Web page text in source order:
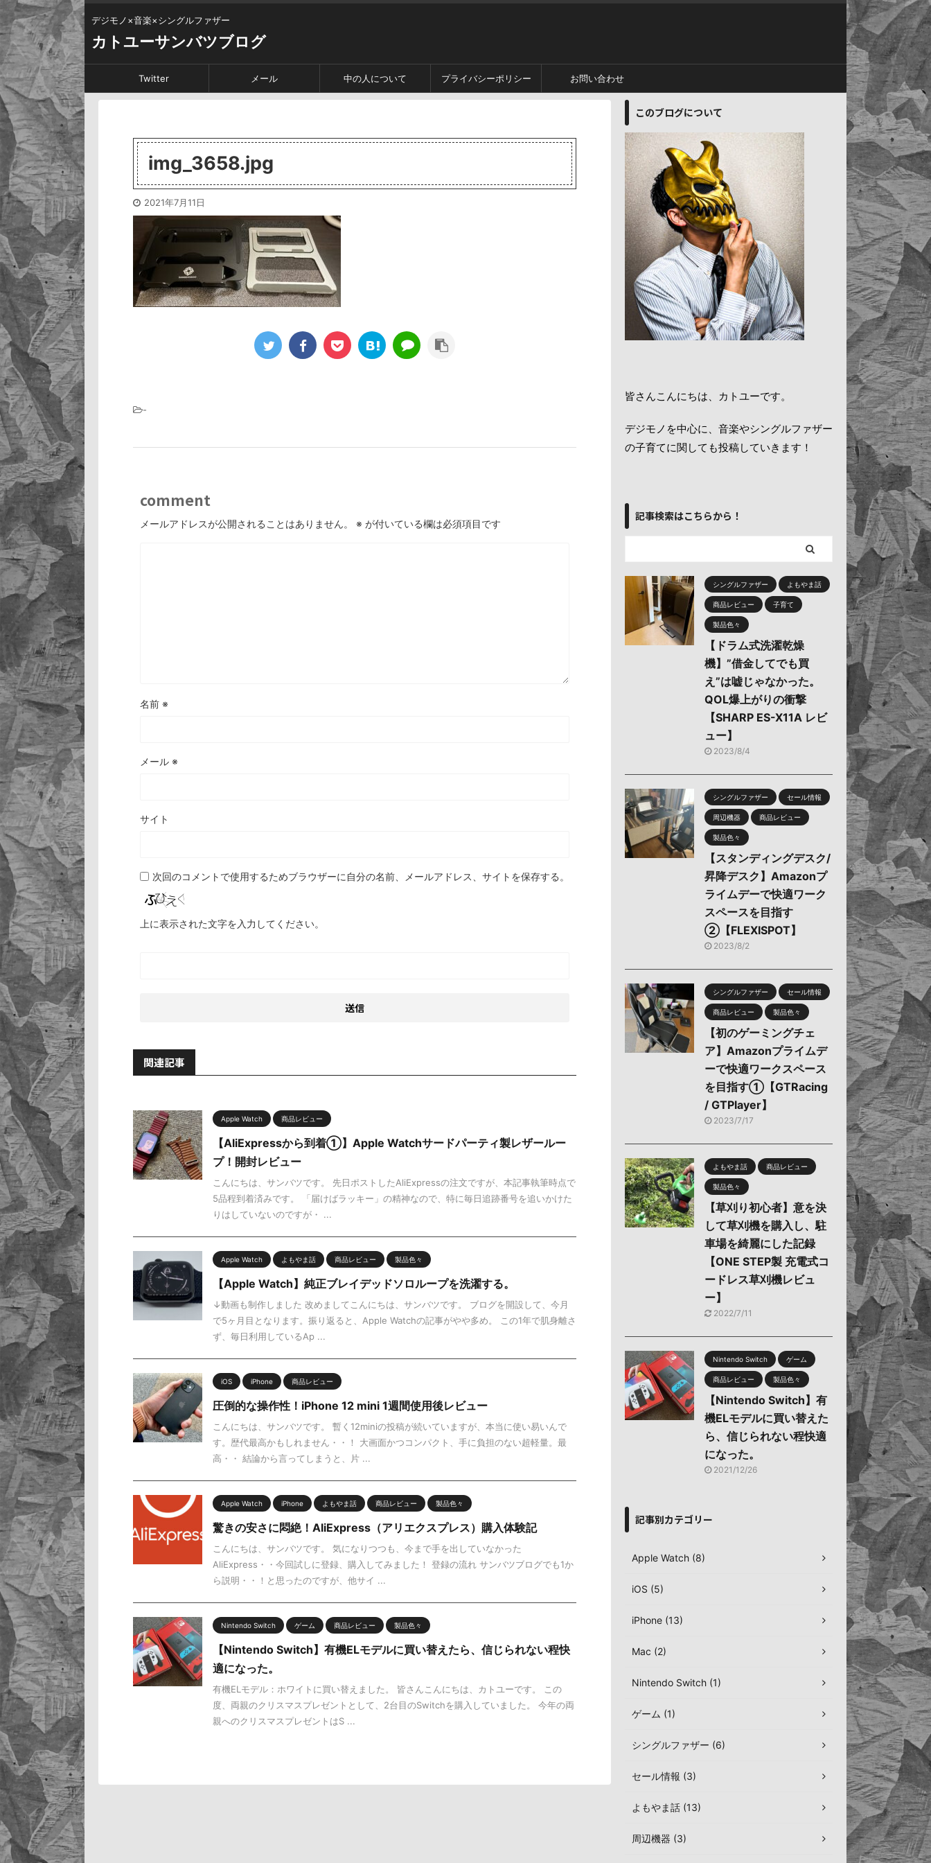
デジモノ×音楽×シングルファザー
カトユーサンバツブログ
Twitter メール 中の人について プライバシーポリシー お問い合わせ
img_3658.jpg
2021年7月11日
-
comment
メールアドレスが公開されることはありません。 ※ が付いている欄は必須項目です
名前 ※
メール ※
サイト
次回のコメントで使用するためブラウザーに自分の名前、メールアドレス、サイトを保存する。
上に表示された文字を入力してください。
関連記事
Apple Watch 商品レビュー
【AliExpressから到着①】Apple Watchサードパーティ製レザールー
プ！開封レビュー
こんにちは、サンバツです。 先日ポストしたAliExpressの注文ですが、本記事執筆時点で
5品程到着済みです。 「届けばラッキー」の精神なので、特に毎日追跡番号を追いかけた
りはしていないのですが・ ...
Apple Watch よもやま話 商品レビュー 製品色々
【Apple Watch】純正ブレイデッドソロループを洗濯する。
↓動画も制作しました 改めましてこんにちは、サンバツです。 ブログを開設して、今月
で5ヶ月目となります。振り返ると、Apple Watchの記事がやや多め。 この1年で肌身離さ
ず、毎日利用しているAp ...
iOS iPhone 商品レビュー
圧倒的な操作性！iPhone 12 mini 1週間使用後レビュー
こんにちは、サンバツです。 暫く12miniの投稿が続いていますが、本当に使い易いんで
す。歴代最高かもしれません・・！ 大画面かつコンパクト、手に負担のない超軽量。最
高・・ 結論から言ってしまうと、片 ...
Apple Watch iPhone よもやま話 商品レビュー 製品色々
驚きの安さに悶絶！AliExpress（アリエクスプレス）購入体験記
こんにちは、サンバツです。 気になりつつも、今まで手を出していなかった
AliExpress・・今回試しに登録、購入してみました！ 登録の流れ サンバツブログでも1か
ら説明・・！と思ったのですが、他サイ ...
Nintendo Switch ゲーム 商品レビュー 製品色々
【Nintendo Switch】有機ELモデルに買い替えたら、信じられない程快
適になった。
有機ELモデル：ホワイトに買い替えました。 皆さんこんにちは、カトユーです。 この
度、両親のクリスマスプレゼントとして、2台目のSwitchを購入していました。 今年の両
親へのクリスマスプレゼントはS ...
このブログについて
皆さんこんにちは、カトユーです。
デジモノを中心に、音楽やシングルファザー
の子育てに関しても投稿していきます！
記事検索はこちらから！
シングルファザー よもやま話
商品レビュー 子育て
製品色々
【ドラム式洗濯乾燥
機】”借金してでも買
え”は嘘じゃなかった。
QOL爆上がりの衝撃
【SHARP ES-X11A レビ
ュー】
2023/8/4
シングルファザー セール情報
周辺機器 商品レビュー
製品色々
【スタンディングデスク/
昇降デスク】Amazonプ
ライムデーで快適ワーク
スペースを目指す
②【FLEXISPOT】
2023/8/2
シングルファザー セール情報
商品レビュー 製品色々
【初のゲーミングチェ
ア】Amazonプライムデ
ーで快適ワークスペース
を目指す①【GTRacing
/ GTPlayer】
2023/7/17
よもやま話 商品レビュー
製品色々
【草刈り初心者】意を決
して草刈機を購入し、駐
車場を綺麗にした記録
【ONE STEP製 充電式コ
ードレス草刈機レビュ
ー】
2022/7/11
Nintendo Switch ゲーム
商品レビュー 製品色々
【Nintendo Switch】有
機ELモデルに買い替えた
ら、信じられない程快適
になった。
2021/12/26
記事別カテゴリー
Apple Watch (8)
iOS (5)
iPhone (13)
Mac (2)
Nintendo Switch (1)
ゲーム (1)
シングルファザー (6)
セール情報 (3)
よもやま話 (13)
周辺機器 (3)